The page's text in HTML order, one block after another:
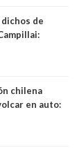
de
chilena
en auto: